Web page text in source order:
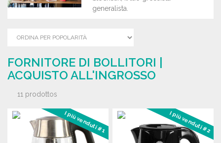
generalista.
FORNITORE DI BOLLITORI |
ACQUISTO ALL'INGROSSO
11 prodottos
I più venduti #1 I più venduti #2